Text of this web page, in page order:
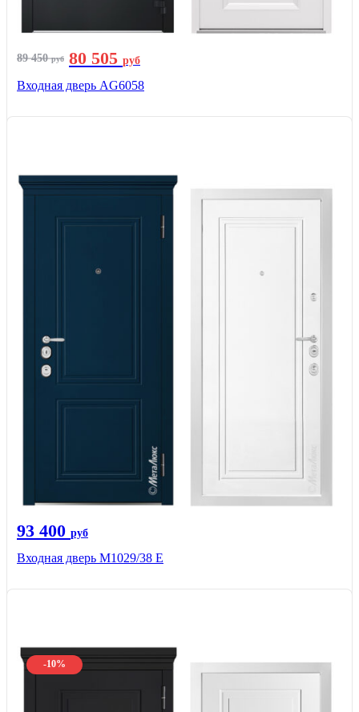
89 450руб 80 505 руб
Входная дверь AG6058
93 400 руб
Входная дверь М1029/38 E
-10%